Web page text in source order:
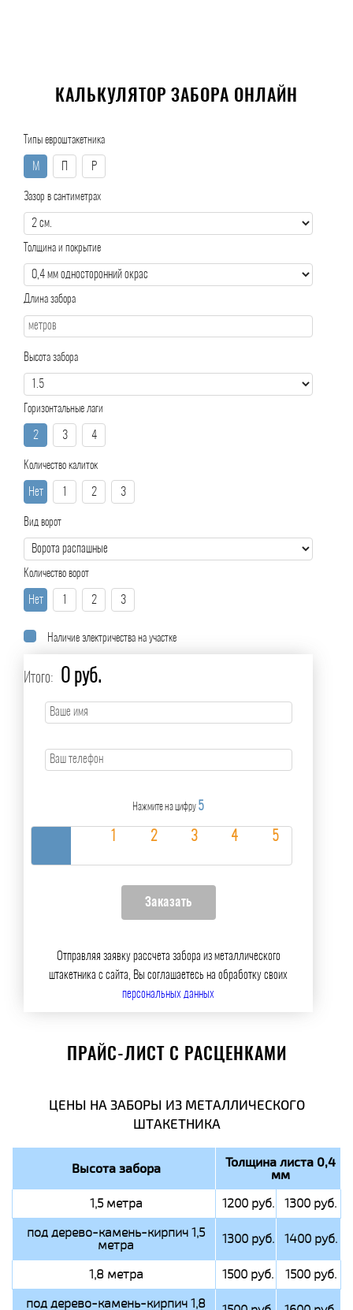
КАЛЬКУЛЯТОР ЗАБОРА ОНЛАЙН
Типы евроштакетника
М Р
Зазор в сантиметрах
Толщина и покрытие
Длина забора
Высота забора
Горизонтальные лаги
2 3 4
Количество калиток
Нет 2 3
Вид ворот
Количество ворот
Нет 2 3
Наличие электричества на участке
Итого: 0 руб.
Нажмите на цифру 5
Отправляя заявку рассчета забора из металлического
штакетника с сайта, Вы соглашаетесь на обработку своих
персональных данных
ПРАЙС-ЛИСТ С РАСЦЕНКАМИ
ЦЕНЫ НА ЗАБОРЫ ИЗ МЕТАЛЛИЧЕСКОГО
ШТАКЕТНИКА
Высота забора Толщина листа 0,4
мм
1,5 метра 1200 руб.
1300 руб.
под дерево-камень-кирпич 1,5
метра 1300 руб. 1400 руб.
1,8 метра 1500 руб.
1500 руб.
под дерево-камень-кирпич 1,8